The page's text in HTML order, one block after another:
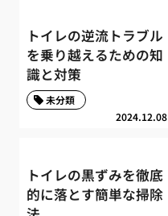
トイレの逆流トラブル
を乗り越えるための知
識と対策
2024.12.08
未分類
トイレの黒ずみを徹底
的に落とす簡単な掃除